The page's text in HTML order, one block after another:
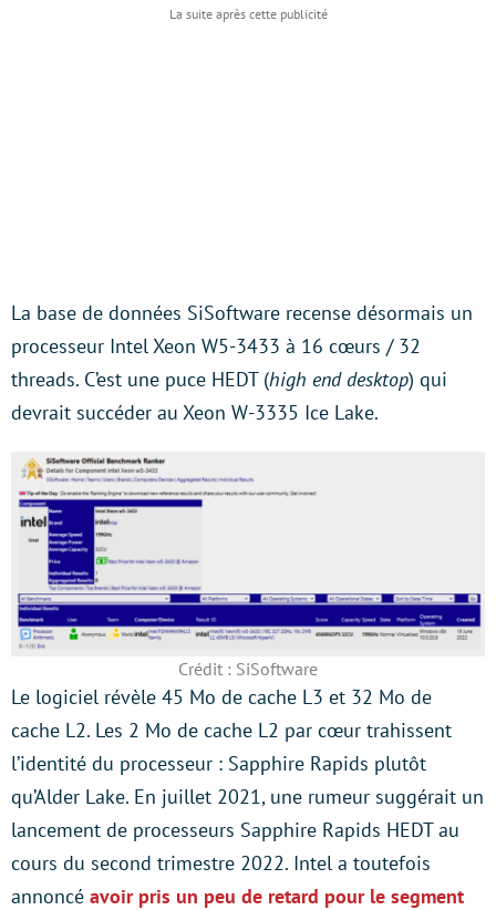
La base de données SiSoftware recense désormais un
processeur Intel Xeon W5-3433 à 16 cœurs / 32
threads. C’est une puce HEDT (high end desktop) qui
devrait succéder au Xeon W-3335 Ice Lake.
Crédit : SiSoftware
Le logiciel révèle 45 Mo de cache L3 et 32 Mo de
cache L2. Les 2 Mo de cache L2 par cœur trahissent
l’identité du processeur : Sapphire Rapids plutôt
qu’Alder Lake. En juillet 2021, une rumeur suggérait un
lancement de processeurs Sapphire Rapids HEDT au
cours du second trimestre 2022. Intel a toutefois
annoncé avoir pris un peu de retard pour le segment